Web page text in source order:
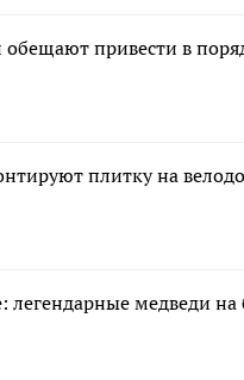
привести в
плитку на
легендарные медведи